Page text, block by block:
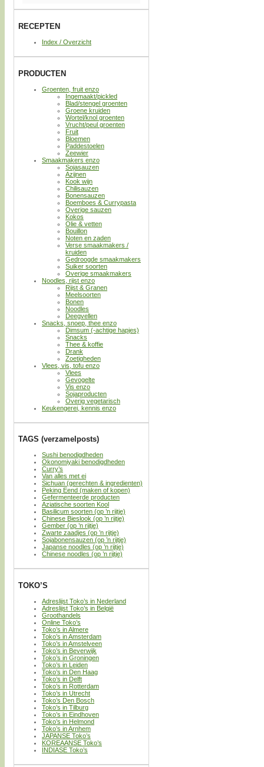
RECEPTEN
Index / Overzicht
PRODUCTEN
Groenten, fruit enzo
Ingemaakt/pickled
Blad/stengel groenten
Groene kruiden
Wortel/knol groenten
Vrucht/peul groenten
Fruit
Bloemen
Paddestoelen
Zeewier
Smaakmakers enzo
Sojasauzen
Azijnen
Kook wijn
Chilisauzen
Bonensauzen
Boemboes & Currypasta
Overige sauzen
Kokos
Olie & vetten
Bouillon
Noten en zaden
Verse smaakmakers /
kruiden
Gedroogde smaakmakers
Suiker soorten
Overige smaakmakers
Noodles, rijst enzo
Rijst & Granen
Meelsoorten
Bonen
Noodles
Deegvellen
Snacks, snoep, thee enzo
Dimsum (-achtige hapjes)
Snacks
Thee & koffie
Drank
Zoetigheden
Vlees, vis, tofu enzo
Vlees
Gevogelte
Vis enzo
Sojaproducten
Overig vegetarisch
Keukengerei, kennis enzo
TAGS (verzamelposts)
Sushi benodigdheden
Okonomiyaki benodigdheden
Curry’s
Van alles met ei
Sichuan (gerechten & ingredienten)
Peking Eend (maken of kopen)
Gefermenteerde producten
Aziatische soorten Kool
Basilicum soorten (op ’n rijtje)
Chinese Bieslook (op ’n rijtje)
Gember (op ’n rijtje)
Zwarte zaadjes (op ’n rijtje)
Sojabonensauzen (op ’n rijtje)
Japanse noodles (op ’n rijtje)
Chinese noodles (op ’n rijtje)
TOKO’S
Adreslijst Toko’s in Nederland
Adreslijst Toko’s in België
Groothandels
Online Toko’s
Toko’s in Almere
Toko’s in Amsterdam
Toko’s in Amstelveen
Toko’s in Beverwijk
Toko’s in Groningen
Toko’s in Leiden
Toko’s in Den Haag
Toko’s in Delft
Toko’s in Rotterdam
Toko’s in Utrecht
Toko’s Den Bosch
Toko’s in Tilburg
Toko’s in Eindhoven
Toko’s in Helmond
Toko’s in Arnhem
JAPANSE Toko’s
KOREAANSE Toko’s
INDIASE Toko’s